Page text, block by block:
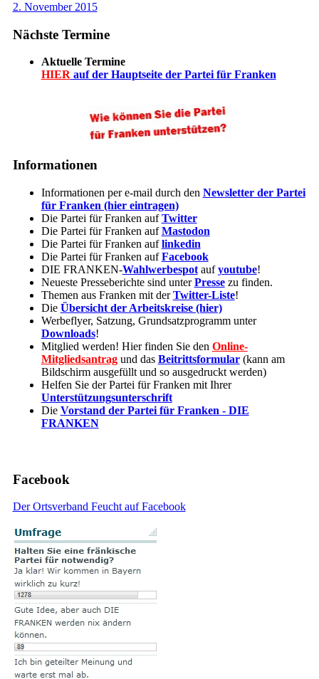
2. November 2015
Nächste Termine
Aktuelle Termine
HIERauf der Hauptseite der Partei für Franken
Informationen
Informationen per e-mail durch den Newsletter der Partei
für Franken (hier eintragen)
Die Partei für Franken aufTwitter
Die Partei für Franken aufMastodon
Die Partei für Franken auflinkedin
Die Partei für Franken aufFacebook
DIE FRANKEN-Wahlwerbespotaufyoutube!
Neueste Presseberichte sind unterPressezu finden.
Themen aus Franken mit derTwitter-Liste!
Die Übersicht der Arbeitskreise (hier)
Werbeflyer, Satzung, Grundsatzprogramm unter
Downloads!
Mitglied werden! Hier finden Sie den Online-
Mitgliedsantragund das Beitrittsformular(kann am
Bildschirm ausgefüllt und so ausgedruckt werden)
Helfen Sie der Partei für Franken mit Ihrer
Unterstützungsunterschrift
Die Vorstand der Partei für Franken - DIE
FRANKEN
Facebook
Der Ortsverband Feucht auf Facebook